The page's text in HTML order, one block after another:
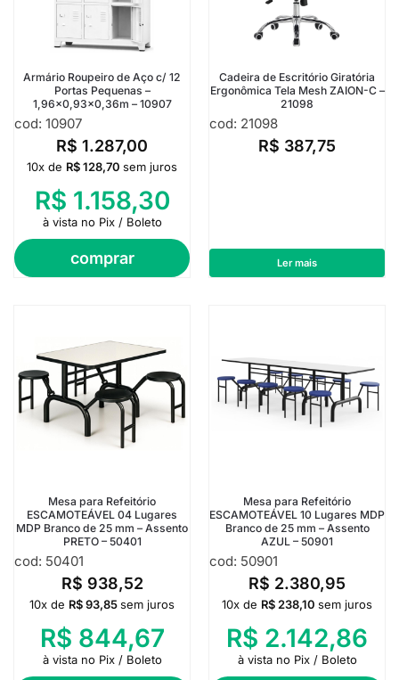
Armário Roupeiro de Aço c/ 12
Portas Pequenas –
1,96×0,93×0,36m – 10907
cod: 10907
R$ 1.287,00
comprar
10x de R$128,70 sem juros
R$ 1.158,30
à vista no Pix / Boleto
Cadeira de Escritório Giratória
Ergonômica Tela Mesh ZAION-C –
21098
cod: 21098
R$ 387,75
Ler mais
Mesa para Refeitório
ESCAMOTEÁVEL 04 Lugares
MDP Branco de 25 mm – Assento
PRETO – 50401
cod: 50401
R$ 938,52
10x de R$93,85sem juros
R$ 844,67
à vista no Pix / Boleto
Mesa para Refeitório
ESCAMOTEÁVEL 10 Lugares MDP
Branco de 25 mm – Assento
AZUL – 50901
cod: 50901
R$ 2.380,95
10x de R$ 238,10 sem juros
R$ 2.142,86
à vista no Pix / Boleto